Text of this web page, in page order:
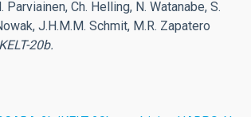
Parviainen, Ch. Helling, N. Watanabe, S.
J.H.M.M. Schmit, M.R. Zapatero
20b.